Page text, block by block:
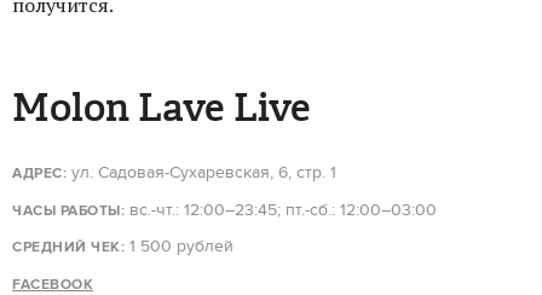
Molon Lave Live
АДРЕС: ул. Садовая-Сухаревская, 6, стр. 1
ЧАСЫ РАБОТЫ: вс.-чт.: 12:00–23:45; пт.-сб.: 12:00–03:00
СРЕДНИЙ ЧЕК: 1 500 рублей
FACEBOOK